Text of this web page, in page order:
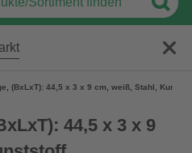
(BxLxT): 44,5 x 3 x 9 cm, weiß, Stahl,
44,5 x 3 x 9